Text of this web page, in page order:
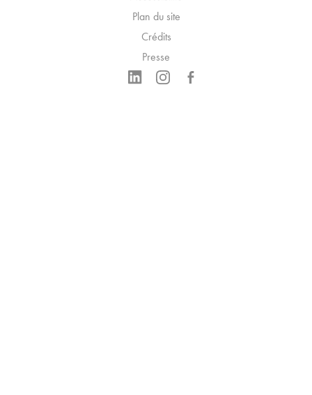
Plan du site
Crédits
Presse